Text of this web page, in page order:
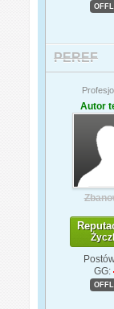
PEREF
Autor
GG: